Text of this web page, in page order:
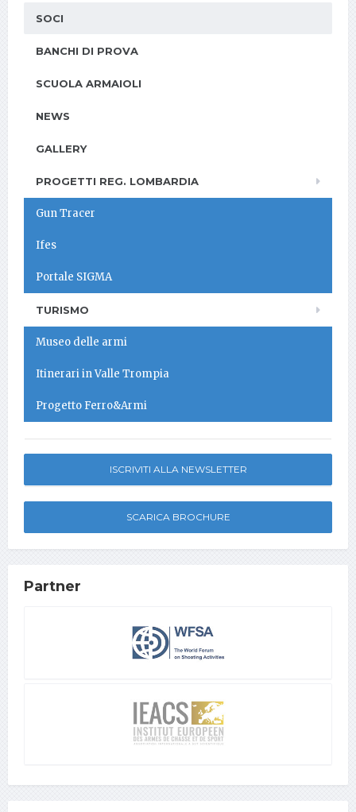
SOCI
BANCHI DI PROVA
SCUOLA ARMAIOLI
NEWS
GALLERY
PROGETTI REG. LOMBARDIA
Gun Tracer
Ifes
Portale SIGMA
TURISMO
Museo delle armi
Itinerari in Valle Trompia
Progetto Ferro&Armi
ISCRIVITI ALLA NEWSLETTER
SCARICA BROCHURE
Partner